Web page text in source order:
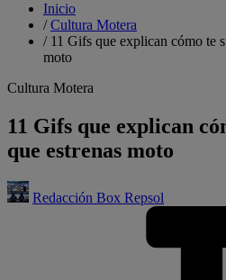
Inicio
/Cultura Motera
/ 11 Gifs que explican cómo te
moto
Cultura Motera
11 Gifs que explican
que estrenas moto
Redacción Box Repsol